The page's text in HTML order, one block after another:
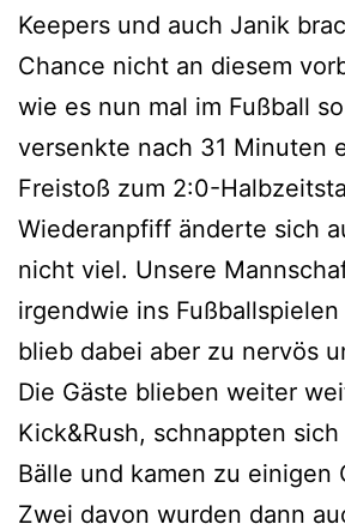
Keepers und auch Janik
Chance nicht an diesem
wie es nun mal im Fußball
versenkte nach 31 Minuten
Freistoß zum 2:0-
Wiederanpfiff änderte sich
nicht viel. Unsere
irgendwie ins
blieb dabei aber zu nervös
Die Gäste blieben weiter
Kick&Rush, schnappten
Bälle und kamen zu einigen
Zwei davon wurden dann